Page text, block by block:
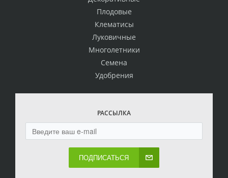
Плодовые
Клематисы
Луковичные
Многолетники
Семена
Удобрения
РАССЫЛКА
ПОДПИСАТЬСЯ